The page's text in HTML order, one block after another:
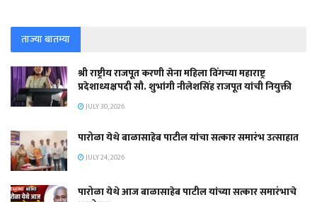
ताज्या बातम्या
श्री राष्ट्रीय राजपूत करणी सेना महिला विंगच्या महाराष्ट्र
प्रदेशाध्यक्षपदी सौ. शुभांगी नीलेशसिंह राजपूत यांची नियुक्ती
JULY 30, 2026
पारोळा येथे बाळासाहेब पाटील यांचा सत्कार समारंभ उत्साहात
JULY 24, 2026
पारोळा येथे आज बाळासाहेब पाटील यांच्या सत्कार समारंभाचे